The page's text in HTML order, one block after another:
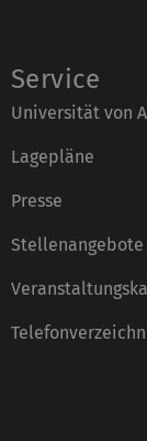
Service
Universität von
Lagepläne
Presse
Stellenangebote